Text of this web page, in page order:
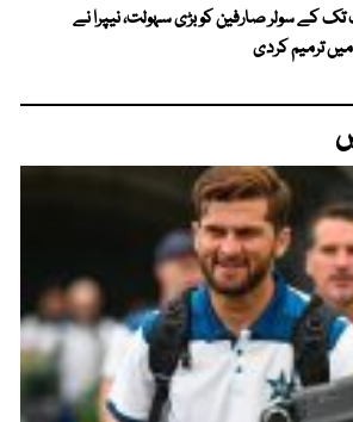
تک کے سولر صارفین کو بڑی سہولت، نیپرا نے
ترمیم کردی